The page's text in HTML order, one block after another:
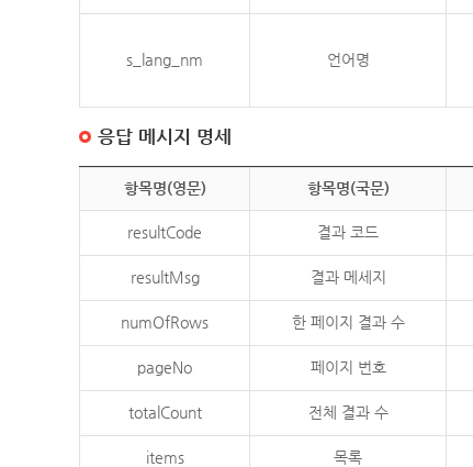
s_lang_nm 언어명
응답 메시지 명세
항목명(영문) 항목명(국문)
resultCode 결과 코드
resultMsg 결과 메세지
numOfRows 한 페이지 결과 수
pageNo 페이지 번호
totalCount 전체 결과 수
items 목록